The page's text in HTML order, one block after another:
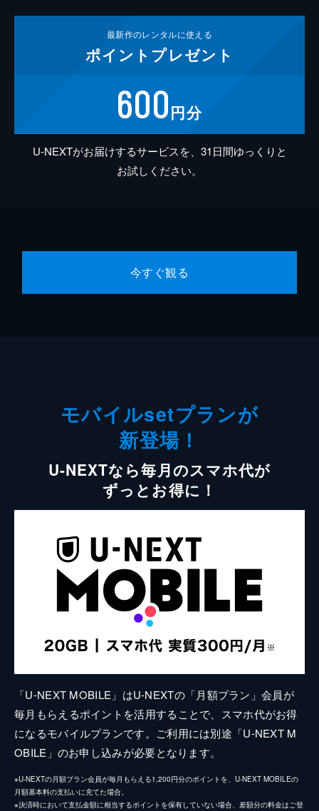
最新作のレンタルに使える
ポイント プレゼント
600円分
U-NEXTがお届けするサービスを、31日間ゆっくりと
お試しください。
今すぐ観る
モバイルsetプランが
新登場！
U-NEXTなら毎月のスマホ代が
ずっとお得に！
「U-NEXT MOBILE」はU-NEXTの「月額プラン」会員が
毎月もらえるポイントを活用することで、スマホ代がお得
になるモバイルプランです。ご利用には別途「U-NEXT M
OBILE」のお申し込みが必要となります。
※U-NEXTの月額プラン会員が毎月もらえる1,200円分のポイントを、U-NEXT MOBILEの
月額基本料の支払いに充てた場合。
※決済時において支払金額に相当するポイントを保有していない場合、差額分の料金はご登